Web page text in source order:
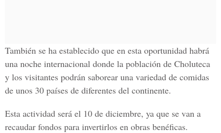
También se ha establecido que en esta oportunidad habrá
una noche internacional donde la población de Choluteca
y los visitantes podrán saborear una variedad de comidas
de unos 30 países de diferentes del continente.
Esta actividad será el 10 de diciembre, ya que se van a
recaudar fondos para invertirlos en obras benéficas.